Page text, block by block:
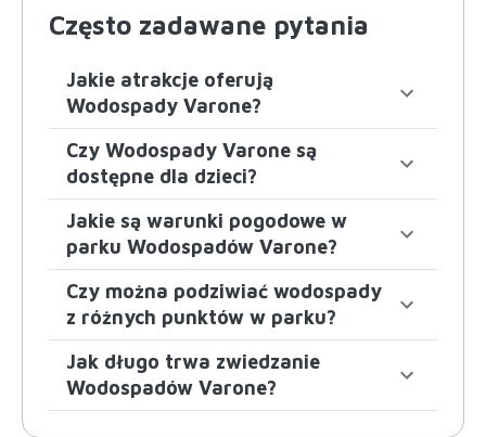
Często zadawane pytania
Jakie atrakcje oferują
Wodospady Varone?
Czy Wodospady Varone są
dostępne dla dzieci?
Jakie są warunki pogodowe w
parku Wodospadów Varone?
Czy można podziwiać wodospady
z różnych punktów w parku?
Jak długo trwa zwiedzanie
Wodospadów Varone?